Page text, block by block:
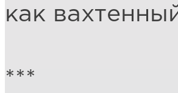
как
***